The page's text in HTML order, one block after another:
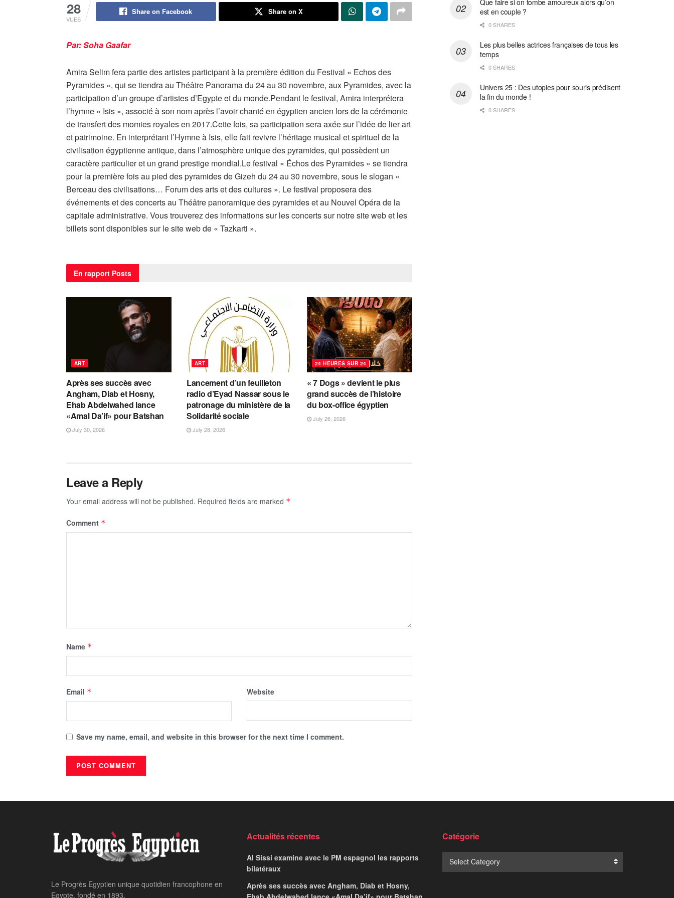
28
VUES
Share on Facebook Share on X
Par: Soha Gaafar
Amira Selim fera partie des artistes participant à la première édition du Festival « Echos des
Pyramides », qui se tiendra au Théâtre Panorama du 24 au 30 novembre, aux Pyramides, avec la
participation d’un groupe d’artistes d’Egypte et du monde.Pendant le festival, Amira interprétera
l’hymne « Isis », associé à son nom après l’avoir chanté en égyptien ancien lors de la cérémonie
de transfert des momies royales en 2017.Cette fois, sa participation sera axée sur l’idée de lier art
et patrimoine. En interprétant l’Hymne à Isis, elle fait revivre l’héritage musical et spirituel de la
civilisation égyptienne antique, dans l’atmosphère unique des pyramides, qui possèdent un
caractère particulier et un grand prestige mondial.Le festival « Échos des Pyramides » se tiendra
pour la première fois au pied des pyramides de Gizeh du 24 au 30 novembre, sous le slogan «
Berceau des civilisations… Forum des arts et des cultures ». Le festival proposera des
événements et des concerts au Théâtre panoramique des pyramides et au Nouvel Opéra de la
capitale administrative. Vous trouverez des informations sur les concerts sur notre site web et les
billets sont disponibles sur le site web de « Tazkarti ».
En rapport Posts
ART
Après ses succès avec
Angham, Diab et Hosny,
Ehab Abdelwahed lance
«Amal Da’if» pour Batshan
July 30, 2026
ART
Lancement d’un feuilleton
radio d’Eyad Nassar sous le
patronage du ministère de la
Solidarité sociale
July 28, 2026
24 HEURES SUR 24
« 7 Dogs » devient le plus
grand succès de l’histoire
du box-office égyptien
July 26, 2026
Leave a Reply
Your email address will not be published. Required fields are marked *
Comment *
Name *
Email * Website
Save my name, email, and website in this browser for the next time I comment.
est en couple ?
0 SHARES
Les plus belles actrices françaises de tous les
temps
0 SHARES
Univers 25 : Des utopies pour souris prédisent
la fin du monde !
0 SHARES
Le Progrès Egyptien unique quotidien francophone en
Egypte, fondé en 1893.
Actualités récentes
Al Sissi examine avec le PM espagnol les rapports
bilatéraux
Après ses succès avec Angham, Diab et Hosny,
Catégorie
Select Category